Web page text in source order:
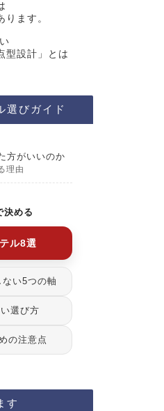
ります。
設計」とは
選びガイド
方がいいのか
理由
決める
ル8選
い5つの軸
選び方
の注意点
す